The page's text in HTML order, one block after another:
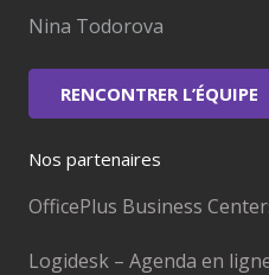
Nina Todorova
RENCONTRER L’ÉQUIPE
Nos partenaires
OfficePlus Business
Logidesk – Agenda en